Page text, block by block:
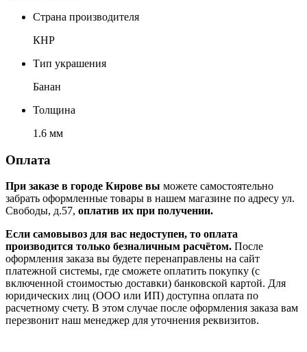
Страна производителя
КНР
Тип украшения
Банан
Толщина
1.6 мм
Оплата
При заказе в городе Кирове вы можете самостоятельно
забрать оформленные товары в нашем магазине по адресу ул.
Свободы, д.57, оплатив их при получении.
Если самовывоз для вас недоступен, то оплата
производится только безналичным расчётом. После
оформления заказа вы будете перенаправлены на сайт
платежной системы, где сможете оплатить покупку (с
включенной стоимостью доставки) банковской картой. Для
юридических лиц (ООО или ИП) доступна оплата по
расчетному счету. В этом случае после оформления заказа вам
перезвонит наш менеджер для уточнения реквизитов.